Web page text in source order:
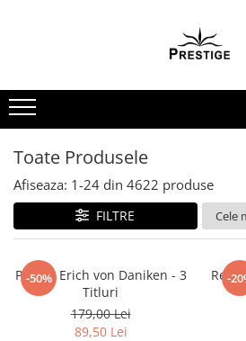
Noutati
Promotii
Spiritualitate - Ezoterism
AngelConnection
Arte Divinatorii
Chiromantie
Dezvoltare Spirituala
KidConnection
Toate Produsele
Afiseaza: 1-24 din 4622 produse
FILTRE
-50%
Pachet Erich von Daniken - 3
Titluri
179,00 Lei
89,50 Lei
-